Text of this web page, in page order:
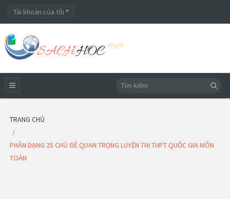
Tài khoản của tôi
TRANG CHỦ
PHÂN DẠNG 25 CHỦ ĐỀ QUAN TRỌNG LUYỆN THI THPT QUỐC GIA MÔN
TOÁN